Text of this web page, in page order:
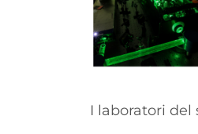
I laboratori